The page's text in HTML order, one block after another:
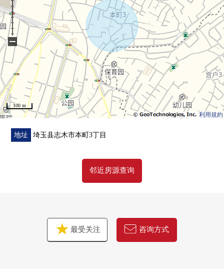
・有2个地方厕所(温水冲洗马桶座)
・有附带监视器的内部对讲机
・盥洗台洗发水化妆台
▼周边环境
・到志木小学约760m
・超市，便利店是购物设施在步行10分钟的范围以内便于
的位置
■在找想要的家方面给予帮助的━━━━━・・・
利用規約
100 m
−
地址 埼玉县志木市本町3丁目
邻近房源查询
最受关注 咨询方式